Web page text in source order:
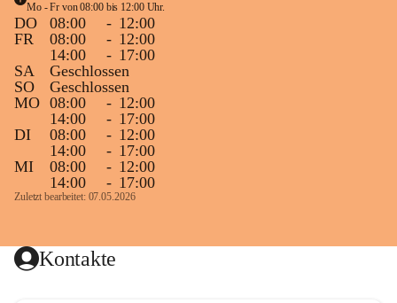
Mo - Fr von 08:00 bis 12:00 Uhr.
DO 08:00 - 12:00
FR
08:00 - 12:00
14:00
- 17:00
SA
Geschlossen
SO
Geschlossen
MO 08:00 - 12:00
14:00
- 17:00
DI
08:00 - 12:00
14:00
- 17:00
MI
08:00 - 12:00
14:00
- 17:00
Zuletzt bearbeitet: 07.05.2026
Kontakte